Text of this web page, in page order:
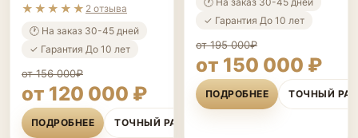
★★★★★ 2 отзыва
🕐 На заказ 30-45 дней
✓ Гарантия До 10 лет
от 156 000₽
от 120 000 ₽
ПОДРОБНЕЕ ТОЧНЫЙ РАСЧЁТ
✓ Гарантия До 10 лет
от 195 000₽
от 150 000 ₽
ПОДРОБНЕЕ ТОЧНЫЙ